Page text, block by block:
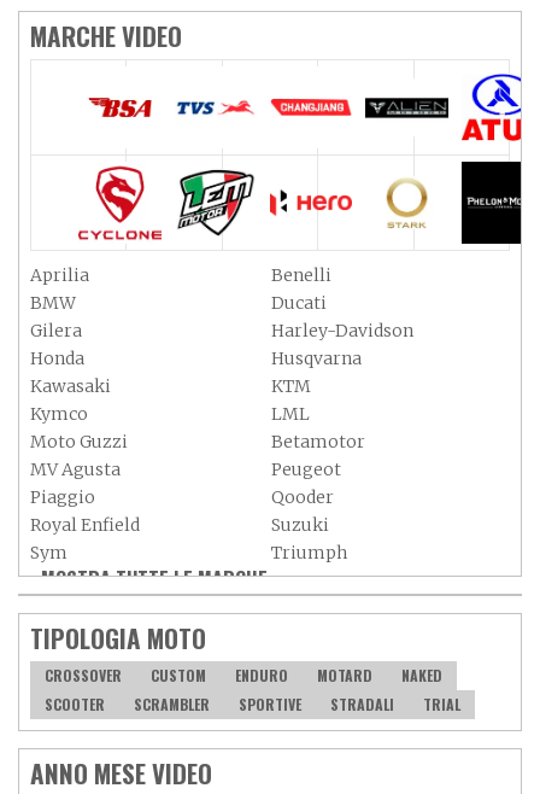
MARCHE VIDEO
Aprilia
Benelli
BMW
Ducati
Gilera
Harley-Davidson
Honda
Husqvarna
Kawasaki
KTM
Kymco
LML
Moto Guzzi
Betamotor
MV Agusta
Peugeot
Piaggio
Qooder
Royal Enfield
Suzuki
Sym
Triumph
Vespa
Yamaha
Adiva
Adly
Aeon
Axy
Baotian
MOSTRA TUTTE LE MARCHE »
TIPOLOGIA MOTO
CROSSOVER CUSTOM ENDURO MOTARD
NAKED
SCOOTER
SCRAMBLER SPORTIVE STRADALI TRIAL
ANNO MESE VIDEO